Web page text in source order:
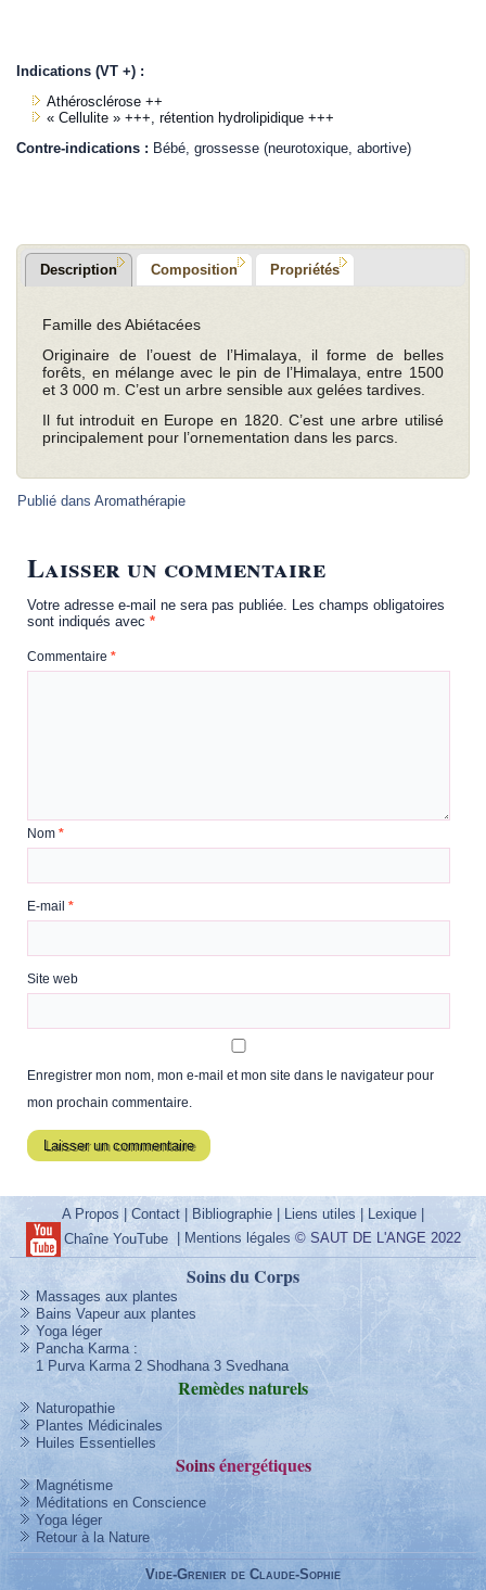
Indications (VT +) :
Athérosclérose ++
« Cellulite » +++, rétention hydrolipidique +++
Contre-indications : Bébé, grossesse (neurotoxique, abortive)
Description Composition Propriétés
Famille des Abiétacées
Originaire de l’ouest de l’Himalaya, il forme de belles
forêts, en mélange avec le pin de l’Himalaya, entre 1500
et 3 000 m. C’est un arbre sensible aux gelées tardives.
Il fut introduit en Europe en 1820. C’est une arbre utilisé
principalement pour l’ornementation dans les parcs.
Publié dans Aromathérapie
Laisser un commentaire
Votre adresse e-mail ne sera pas publiée.
Les champs obligatoires
sont indiqués avec*
Commentaire*
Nom*
E-mail*
Site web
Enregistrer mon nom, mon e-mail et mon site dans le navigateur pour
mon prochain commentaire.
A Propos |Contact Bibliographie Liens utiles Lexique
Chaîne YouTube| Mentions légales © SAUT DE L'ANGE 2022
Soins du Corps
Massages aux plantes
Bains Vapeur aux plantes
Yoga léger
Pancha Karma:
1 Purva Karma 2 Shodhana 3 Svedhana
Remèdesnaturels
Naturopathie
Plantes Médicinales
Huiles Essentielles
Soinsénergétiques
Magnétisme
Méditations en Conscience
Yoga léger
Retour à la Nature
Vide-Grenier de Claude-Sophie